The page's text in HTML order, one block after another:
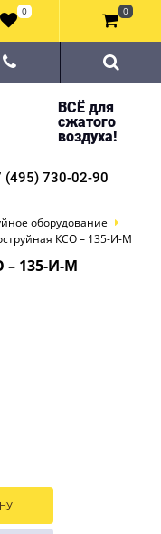
ВСЁ для
сжатого
воздуха!
(495) 730-02-90
оборудование
КСО – 135-И-М
– 135-И-М
0 0